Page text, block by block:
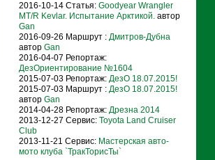
2016-10-14 Статья: Goodyear Wrangler
MT/R Kevlar. Испытание Арктикой.автор
Gan
2016-09-26 Маршрут : Дмитров-Дубна
автор Gan
2016-04-07 Репортаж:
ДезОриентирование №1604
2015-07-03 Репортаж: ДезО 18.07.2015!
2015-07-03 Маршрут : ДезО 18.07.2015!
автор Gan
2014-04-28 Репортаж: Дрезна 2014
2013-12-27 Сервис: Toyota Land Cruiser
Club
2013-11-21 Сервис: Мастерская авто-
мото клуба `ТракТорисТы`